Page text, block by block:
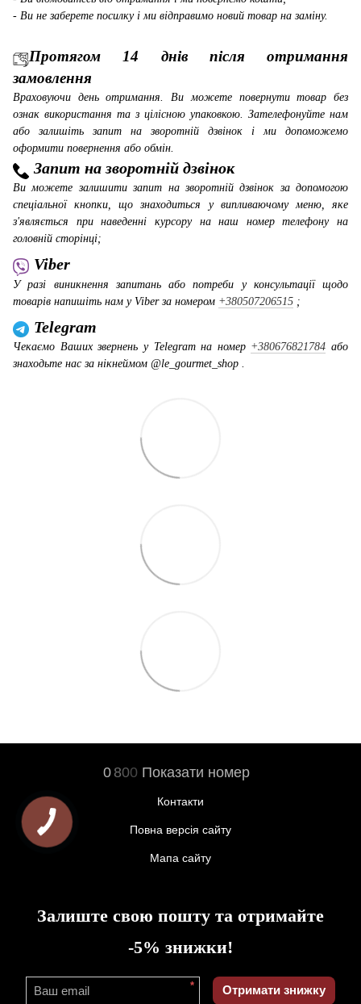
- Ви не заберете посилку і ми відправимо новий товар на заміну.
Протягом 14 днів після отримання
замовлення
Враховуючи день отримання. Ви можете повернути товар без
ознак використання та з цілісною упаковкою. Зателефонуйте нам
або залишіть запит на зворотній дзвінок і ми допоможемо
оформити повернення або обмін.
Запит на зворотній дзвінок
Ви можете залишити запит на зворотній дзвінок за допомогою
спеціальної кнопки, що знаходиться у випливаючому меню, яке
з'являється при наведенні курсору на наш номер телефону на
головній сторінці;
Viber
У разі виникнення запитань або потреби у консультації щодо
товарів напишіть нам у Viber за номером +380507206515 ;
Telegram
Чекаємо Ваших звернень у Telegram на номер +380676821784 або
знаходьте нас за нікнеймом @le_gourmet_shop .
0 800 Показати номер
Контакти
Повна версія сайту
Мапа сайту
Залиште свою пошту та отримайте
-5% знижки!
* Отримати знижку